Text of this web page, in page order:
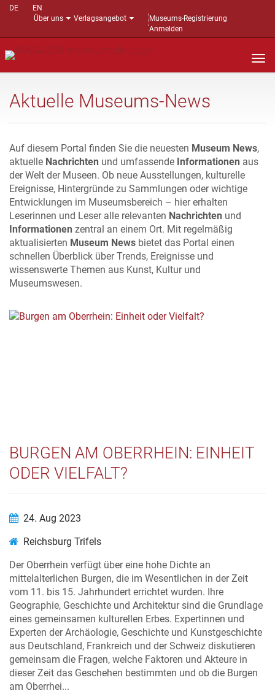
DE
EN
Über uns
Verlagsangebot
Museums-Registrierung
Anmelden
Aktuelle Museums-News
Auf diesem Portal finden Sie die neuesten Museum News,
aktuelle Nachrichten und umfassende Informationen aus
der Welt der Museen. Ob neue Ausstellungen, kulturelle
Ereignisse, Hintergründe zu Sammlungen oder wichtige
Entwicklungen im Museumsbereich – hier erhalten
Leserinnen und Leser alle relevanten Nachrichten und
Informationen zentral an einem Ort. Mit regelmäßig
aktualisierten Museum News bietet das Portal einen
schnellen Überblick über Trends, Ereignisse und
wissenswerte Themen aus Kunst, Kultur und
Museumswesen.
BURGEN AM OBERRHEIN: EINHEIT
ODER VIELFALT?
24. Aug 2023
Reichsburg Trifels
Der Oberrhein verfügt über eine hohe Dichte an
mittelalterlichen Burgen, die im Wesentlichen in der Zeit
vom 11. bis 15. Jahrhundert errichtet wurden. Ihre
Geographie, Geschichte und Architektur sind die Grundlage
eines gemeinsamen kulturellen Erbes. Expertinnen und
Experten der Archäologie, Geschichte und Kunstgeschichte
aus Deutschland, Frankreich und der Schweiz diskutieren
gemeinsam die Fragen, welche Faktoren und Akteure in
dieser Zeit das Geschehen bestimmten und ob die Burgen
am Oberrhei...